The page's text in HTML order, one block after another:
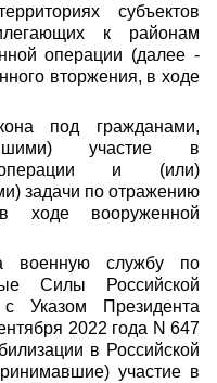
субъектов
к районам
операции (далее -
вторжения, в ходе
под гражданами,
участие в
и (или)
задачи по отражению
ходе вооруженной
военную службу по
Силы Российской
Указом Президента
2022 года N 647
в Российской
участие в